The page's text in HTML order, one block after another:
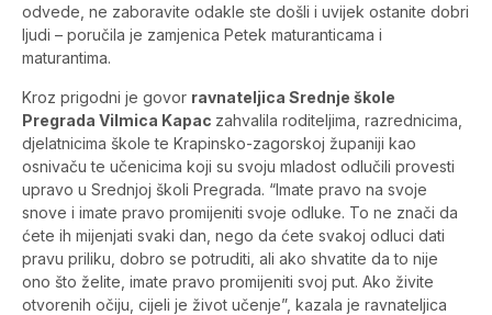
odvede, ne zaboravite odakle ste došli i uvijek ostanite dobri
ljudi – poručila je zamjenica Petek maturanticama i
maturantima.
Kroz prigodni je govor ravnateljica Srednje škole
Pregrada Vilmica Kapac zahvalila roditeljima, razrednicima,
djelatnicima škole te Krapinsko-zagorskoj županiji kao
osnivaču te učenicima koji su svoju mladost odlučili provesti
upravo u Srednjoj školi Pregrada. “Imate pravo na svoje
snove i imate pravo promijeniti svoje odluke. To ne znači da
ćete ih mijenjati svaki dan, nego da ćete svakoj odluci dati
pravu priliku, dobro se potruditi, ali ako shvatite da to nije
ono što želite, imate pravo promijeniti svoj put. Ako živite
otvorenih očiju, cijeli je život učenje”, kazala je ravnateljica